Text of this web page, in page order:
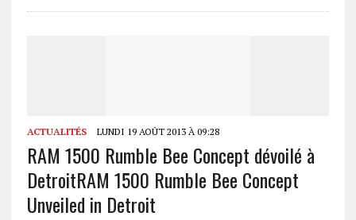
ACTUALITÉS LUNDI 19 AOÛT 2013 À 09:28
RAM 1500 Rumble Bee Concept dévoilé à
DetroitRAM 1500 Rumble Bee Concept
Unveiled in Detroit